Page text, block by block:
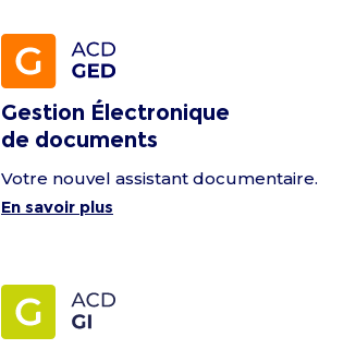
Gestion Électronique
de documents
Votre nouvel assistant documentaire.
En savoir plus